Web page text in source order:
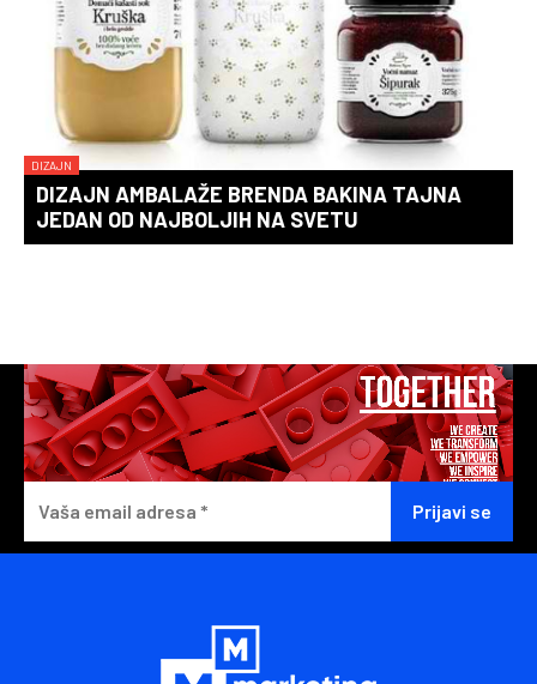
DIZAJN
DIZAJN AMBALAŽE BRENDA BAKINA TAJNA
JEDAN OD NAJBOLJIH NA SVETU